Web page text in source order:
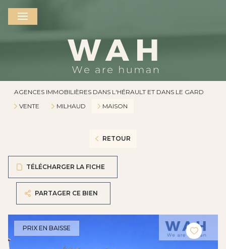
AGENCES IMMOBILIÈRES DANS L'HÉRAULT ET DANS LE GARD
VENTE
MILHAUD MAISON
RETOUR
TÉLÉCHARGER LA FICHE
PARTAGER CE BIEN
PRIX EN BAISSE